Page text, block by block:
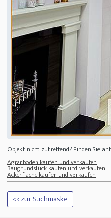
Objekt nicht zutreffend? Finden Sie
Agrarboden kaufen und verkaufen
Baugrundstück kaufen und verkaufen
Ackerfläche kaufen und verkaufen
<< zur Suchmaske